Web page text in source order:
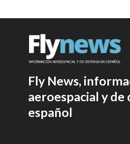
Fly News,
aeroespacial y de
español